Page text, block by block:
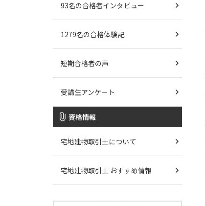
93名の合格者インタビュー
1279名の合格体験記
短期合格者の声
受講生アンケート
資格情報
宅地建物取引士について
宅地建物取引士 おすすめ情報